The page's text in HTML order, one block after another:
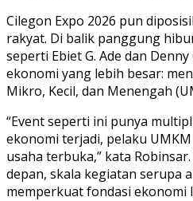
Cilegon Expo 2026 pun
rakyat. Di balik panggung
seperti Ebiet G. Ade dan
ekonomi yang lebih besar:
Mikro, Kecil, dan Menengah
“Event seperti ini punya
ekonomi terjadi, pelaku
usaha terbuka,” kata
depan, skala kegiatan serupa
memperkuat fondasi ekonomi